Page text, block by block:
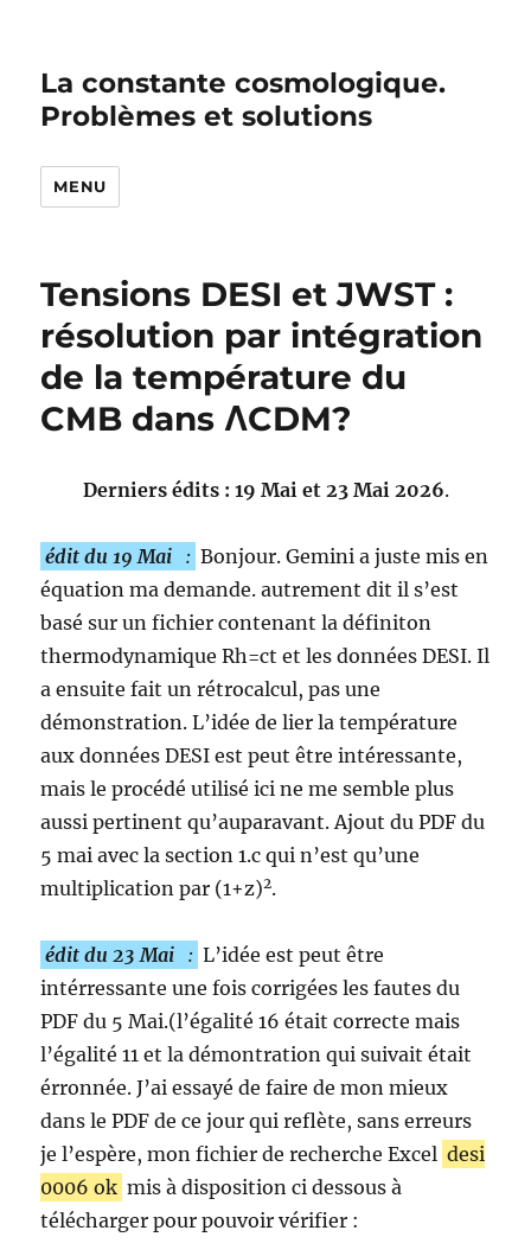
La constante cosmologique.
Problèmes et solutions
MENU
Tensions DESI et JWST :
résolution par intégration
de la température du
CMB dans ΛCDM?
Derniers édits : 19 Mai et 23 Mai 2026.
édit du 19 Mai : Bonjour. Gemini a juste mis en
équation ma demande. autrement dit il s’est
basé sur un fichier contenant la définiton
thermodynamique Rh=ct et les données DESI. Il
a ensuite fait un rétrocalcul, pas une
démonstration. L’idée de lier la température
aux données DESI est peut être intéressante,
mais le procédé utilisé ici ne me semble plus
aussi pertinent qu’auparavant. Ajout du PDF du
5 mai avec la section 1.c qui n’est qu’une
multiplication par (1+z)2.
édit du 23 Mai : L’idée est peut être
intérressante une fois corrigées les fautes du
PDF du 5 Mai.(l’égalité 16 était correcte mais
l’égalité 11 et la démontration qui suivait était
érronnée. J’ai essayé de faire de mon mieux
dans le PDF de ce jour qui reflète, sans erreurs
je l’espère, mon fichier de recherche Excel desi
0006 ok mis à disposition ci dessous à
télécharger pour pouvoir vérifier :